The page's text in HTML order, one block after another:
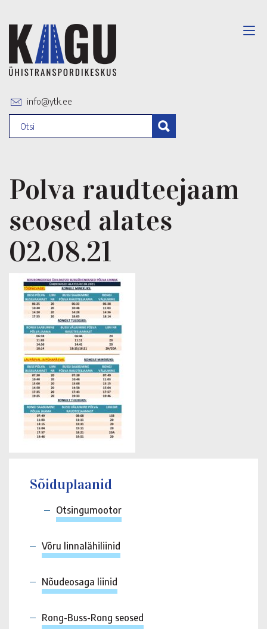
info@ytk.ee
Polva raudteejaam
seosed alates
02.08.21
Sõiduplaanid
Otsingumootor
Võru linnalähiliinid
Nõudeosaga liinid
Rong-Buss-Rong seosed